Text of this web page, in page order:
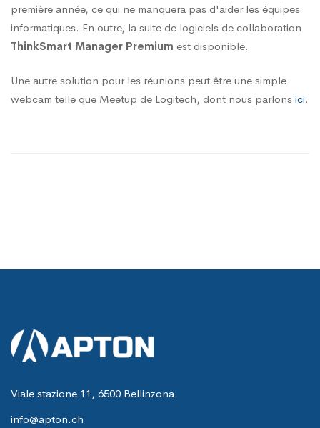
première année, ce qui ne manquera pas d'aider les équipes
informatiques. En outre, la suite de logiciels de collaboration
ThinkSmart Manager Premium est disponible.
Une autre solution pour les réunions peut être une simple
webcam telle que Meetup de Logitech, dont nous parlons ici.
Viale stazione 11, 6500 Bellinzona
info@apton.ch